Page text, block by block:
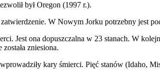
był Oregon (1997 r.).
W Nowym Jorku potrzebny jest
Jest ona dopuszczalna w 23 stanach. W
zniesiona.
kary śmierci. Pięć stanów (Idaho,